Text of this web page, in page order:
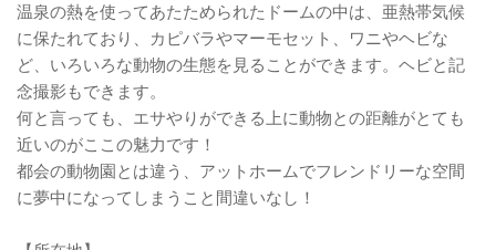
温泉の熱を使ってあたためられたドームの中は、亜熱帯気候
に保たれており、カピバラやマーモセット、ワニやヘビな
ど、いろいろな動物の生態を見ることができます。ヘビと記
念撮影もできます。
何と言っても、エサやりができる上に動物との距離がとても
近いのがここの魅力です！
都会の動物園とは違う、アットホームでフレンドリーな空間
に夢中になってしまうこと間違いなし！